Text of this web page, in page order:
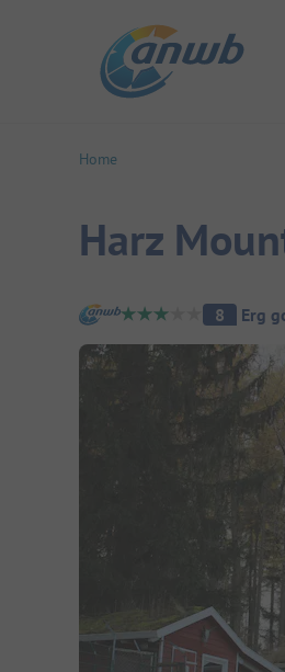
Home
Harz
Camping8 Erg